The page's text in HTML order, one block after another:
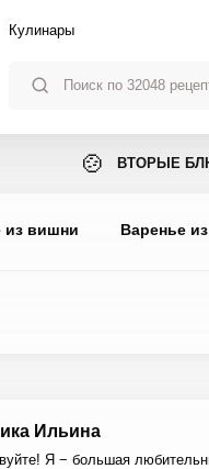
Кулинары
🍲 ВТОРЫЕ
из вишни Варенье
Ильина
Я − большая